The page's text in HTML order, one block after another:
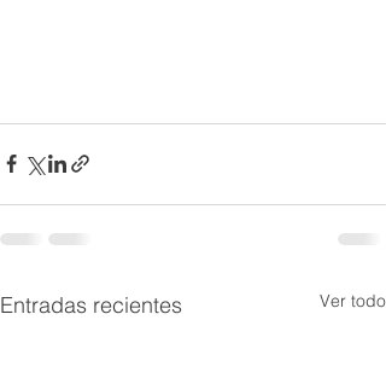
Entradas recientes Ver todo